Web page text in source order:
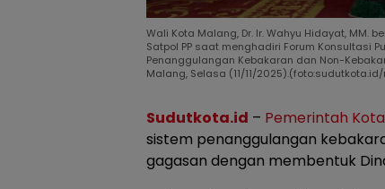
Wali Kota Malang, Dr. Ir. Wahyu Hidayat, MM.
Satpol PP saat menghadiri Forum Konsultasi
Penanggulangan Kebakaran dan Non-
Malang, Selasa (11/11/
Sudutkota.id – Pemerintah
sistem penanggulangan
gagasan dengan membentuk